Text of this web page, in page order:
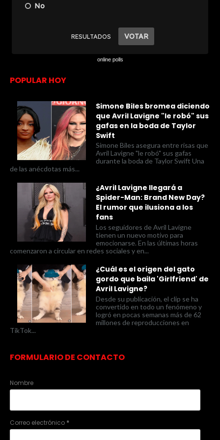
online polls
POPULAR HOY
Simone Biles bromea diciendo
que Avril Lavigne "le robó" sus
gafas en la boda de Taylor
Swift
Simone Biles asegura entre risas que
Avril Lavigne "le robó" sus gafas
durante la boda de Taylor Swift Una
de las anécdotas más...
¿Avril Lavigne llegará a
Spider-Man: Brand New Day?
El rumor que ilusiona a los
fans
Los seguidores de Avril Lavigne
tienen un nuevo motivo para
emocionarse. En las últimas horas
comenzaron a circular en redes sociales y en...
¿Cuál es el origen del gato
gordo que baila 'Girlfriend' de
Avril Lavigne?
Desde su publicación, el clip se ha
convertido en todo un fenómeno y
logró en pocas semanas más de 62
millones de reproducciones en
TikTok...
FORMULARIO DE CONTACTO
Nombre
Correo electrónico *